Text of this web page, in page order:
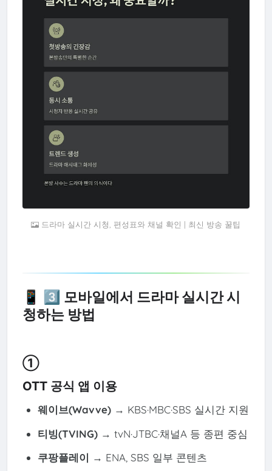
드라마 실시간 시청, 편성표와 채널 확인 | 최신 방송 꿀팁
📱 3️⃣ 모바일에서 드라마 실시간 시
청하는 방법
①
OTT 공식 앱 이용
웨이브(Wavve)→ KBS·MBC·SBS 실시간 지원
티빙(TVING)→ tvN·JTBC·채널A 등 종편 중심
쿠팡플레이 → ENA, SBS 일부 콘텐츠